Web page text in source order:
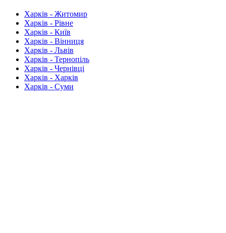
Харків - Житомир
Харків - Рівне
Харків - Київ
Харків - Вінниця
Харків - Львів
Харків - Тернопіль
Харків - Чернівці
Харків - Харків
Харків - Суми